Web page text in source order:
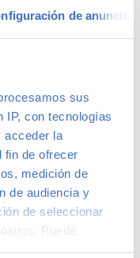
de anuncios
sus
IP, con tecnologías
acceder la
fin de ofrecer
medición de
de audiencia y
de seleccionar
Puede
–solo lo supera 1
los coches nuevos.
multimarca
de ocasión más
gran variedad de
de segunda mano
ven a vernos y te